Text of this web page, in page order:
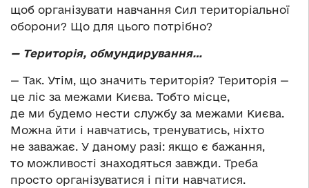
щоб організувати навчання Сил територіальної
оборони? Що для цього потрібно?
— Територія, обмундирування…
— Так. Утім, що значить територія? Територія —
це ліс за межами Києва. Тобто місце,
де ми будемо нести службу за межами Києва.
Можна йти і навчатись, тренуватись, ніхто
не заважає. У даному разі: якщо є бажання,
то можливості знаходяться завжди. Треба
просто організуватися і піти навчатися.